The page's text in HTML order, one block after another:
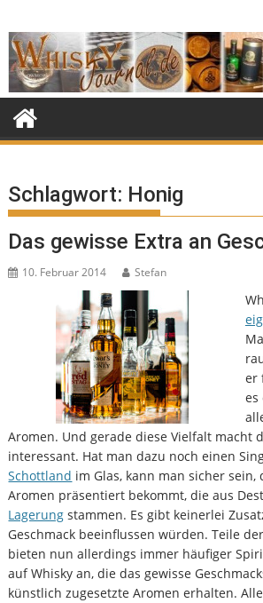
to
content
Schlagwort: Honig
Das gewisse Extra an
10. Februar 2014 Stefan
er
es
Aromen. Und gerade diese Vielfalt macht
interessant. Hat man dazu noch einen
Schottland im Glas, kann man sicher sein,
Aromen präsentiert bekommt, die aus
Lagerung stammen. Es gibt keinerlei
Geschmack beeinflussen würden. Teile
bieten nun allerdings immer häufiger
auf Whisky an, die das gewisse
künstlich zugesetzte Aromen erhalten.